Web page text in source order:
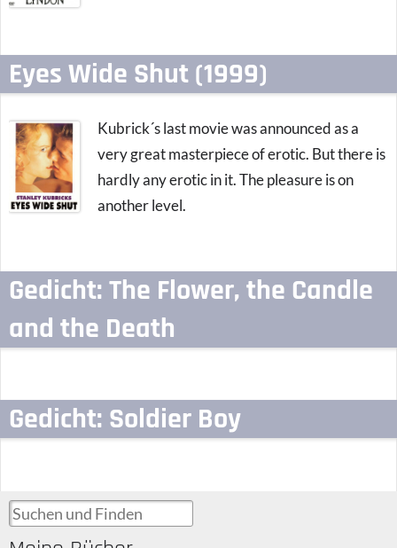
Eyes Wide Shut (1999)
Kubrick´s last movie was announced as a
very great masterpiece of erotic. But there is
hardly any erotic in it. The pleasure is on
another level.
Gedicht: The Flower, the Candle
and the Death
Gedicht: Soldier Boy
Suchen und Finden